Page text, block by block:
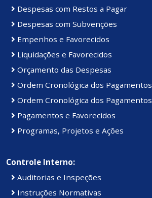
Despesas com Restos a Pagar
Despesas com Subvenções
Empenhos e Favorecidos
Liquidações e Favorecidos
Orçamento das Despesas
Ordem Cronológica dos Pagamentos
Ordem Cronológica dos Pagamentos
Pagamentos e Favorecidos
Programas, Projetos e Ações
Controle Interno:
Auditorias e Inspeções
Instruções Normativas